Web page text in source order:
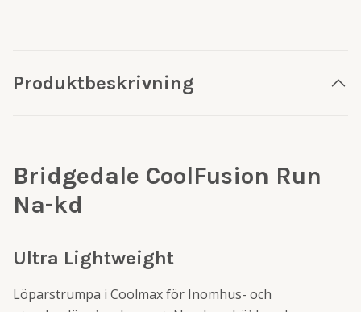
Produktbeskrivning
Bridgedale CoolFusion Run
Na-kd
Ultra Lightweight
Löparstrumpa i Coolmax för Inomhus- och